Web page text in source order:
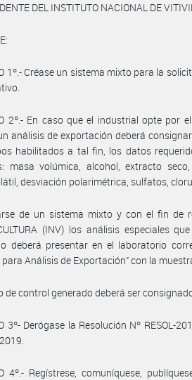
DEL INSTITUTO NACIONAL DE
1º.- Créase un sistema mixto para la
2º.- En caso que el industrial opte por
análisis de exportación deberá
habilitados a tal fin, los datos
masa volúmica, alcohol, extracto
desviación polarimétrica, sulfatos,
de un sistema mixto y con el fin de
(INV) los análisis especiales
deberá presentar en el laboratorio
para Análisis de Exportación” con la
de control generado deberá ser
3º- Derógase la Resolución Nº RESOL-
4º.- Regístrese, comuníquese,